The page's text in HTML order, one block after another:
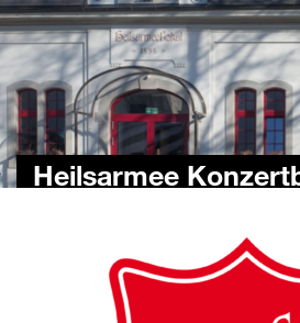
Übersicht
Medien
Kontakt
Heilsarmee